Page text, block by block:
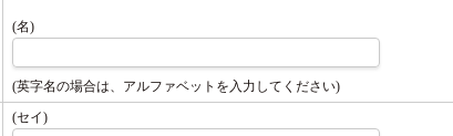
(名)
(英字名の場合は、アルファベットを入力してください)
(セイ)